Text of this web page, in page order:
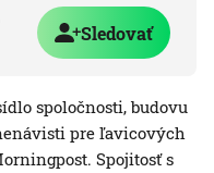
Sledovať
spoločnosti, budovu
pre ľavicových
Spojitosť s